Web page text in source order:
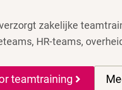
zakelijke
HR-teams,
teamtraining